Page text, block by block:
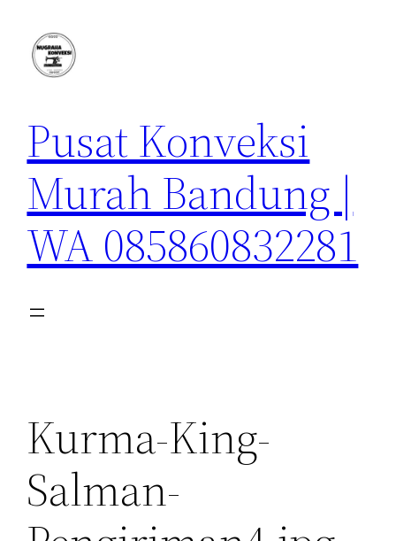
konten
Pusat Konveksi
Murah Bandung |
WA 085860832281
Kurma-King-
Salman-